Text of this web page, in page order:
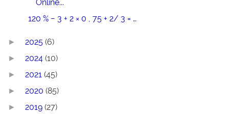
Online...
120 % − 3 + 2 × 0 , 75 + 2/ 3 = …
► 2025 (6)
► 2024 (10)
► 2021 (45)
► 2020 (85)
► 2019 (27)